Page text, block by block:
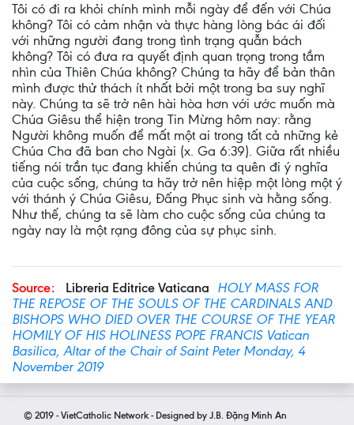
Tôi có đi ra khỏi chính mình mỗi ngày để đến với Chúa
không? Tôi có cảm nhận và thực hàng lòng bác ái đối
với những người đang trong tình trạng quẫn bách
không? Tôi có đưa ra quyết định quan trọng trong tầm
nhìn của Thiên Chúa không? Chúng ta hãy để bản thân
mình được thử thách ít nhất bởi một trong ba suy nghĩ
này. Chúng ta sẽ trở nên hài hòa hơn với ước muốn mà
Chúa Giêsu thể hiện trong Tin Mừng hôm nay: rằng
Người không muốn để mất một ai trong tất cả những kẻ
Chúa Cha đã ban cho Ngài (x. Ga 6:39). Giữa rất nhiều
tiếng nói trần tục đang khiến chúng ta quên đi ý nghĩa
của cuộc sống, chúng ta hãy trở nên hiệp một lòng một ý
với thánh ý Chúa Giêsu, Đấng Phục sinh và hằng sống.
Như thế, chúng ta sẽ làm cho cuộc sống của chúng ta
ngày nay là một rạng đông của sự phục sinh.
Source: Libreria Editrice Vaticana HOLY MASS FOR
THE REPOSE OF THE SOULS OF THE CARDINALS AND
BISHOPS WHO DIED OVER THE COURSE OF THE YEAR
HOMILY OF HIS HOLINESS POPE FRANCIS Vatican
Basilica, Altar of the Chair of Saint Peter Monday, 4
November 2019
© 2019 - VietCatholic Network - Designed by J.B. Đặng Minh An